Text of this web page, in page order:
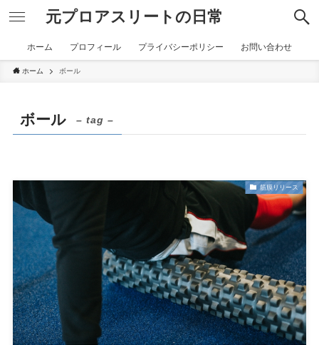
元プロアスリートの日常
ホーム プロフィール プライバシーポリシー お問い合わせ
ホーム ボール
ボール – tag –
筋膜リリース